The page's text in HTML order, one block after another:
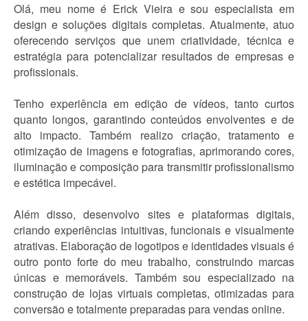
Olá, meu nome é Erick Vieira e sou especialista em
design e soluções digitais completas. Atualmente, atuo
oferecendo serviços que unem criatividade, técnica e
estratégia para potencializar resultados de empresas e
profissionais.
Tenho experiência em edição de vídeos, tanto curtos
quanto longos, garantindo conteúdos envolventes e de
alto impacto. Também realizo criação, tratamento e
otimização de imagens e fotografias, aprimorando cores,
iluminação e composição para transmitir profissionalismo
e estética impecável.
Além disso, desenvolvo sites e plataformas digitais,
criando experiências intuitivas, funcionais e visualmente
atrativas. Elaboração de logotipos e identidades visuais é
outro ponto forte do meu trabalho, construindo marcas
únicas e memoráveis. Também sou especializado na
construção de lojas virtuais completas, otimizadas para
conversão e totalmente preparadas para vendas online.